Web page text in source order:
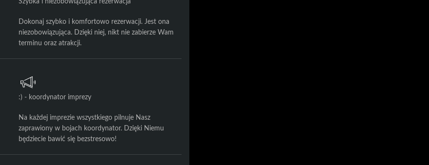
Szybka i niezobowiązująca rezerwacja
Dokonaj szybko i komfortowo rezerwacji. Jest ona
niezobowiązująca. Dzięki niej, nikt nie zabierze Wam
terminu oraz atrakcji.
:) - koordynator imprezy
Na każdej imprezie wszystkiego pilnuje Nasz
zaprawiony w bojach koordynator. Dzięki Niemu
będziecie bawić się bezstresowo!